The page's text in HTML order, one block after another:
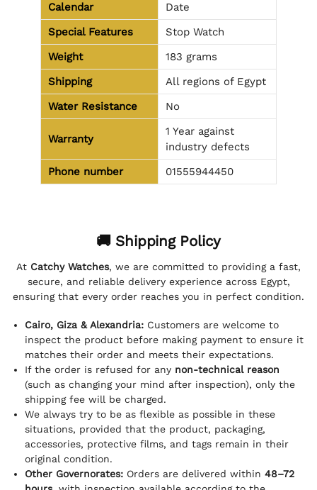
Calendar
Date
Special Features
Stop Watch
Weight
183 grams
Shipping
All regions of Egypt
Water Resistance
No
Warranty
1 Year against
industry defects
Phone number
01555944450
🚚 Shipping Policy
At Catchy Watches, we are committed to providing a fast,
secure, and reliable delivery experience across Egypt,
ensuring that every order reaches you in perfect condition.
Cairo, Giza & Alexandria: Customers are welcome to
inspect the product before making payment to ensure it
matches their order and meets their expectations.
If the order is refused for any non-technical reason
(such as changing your mind after inspection), only the
shipping fee will be charged.
We always try to be as flexible as possible in these
situations, provided that the product, packaging,
accessories, protective films, and tags remain in their
original condition.
Other Governorates: Orders are delivered within 48–72